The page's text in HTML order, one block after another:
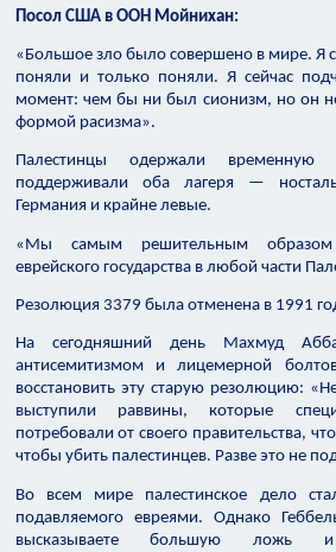
Посол США в ООН Мойнихан:
«Большое зло было совершено в мире. Я
поняли и только поняли. Я сейчас
момент: чем бы ни был сионизм, но он
формой расизма».
Палестинцы одержали
поддерживали оба лагеря —
Германия и крайне левые.
«Мы самым решительным образом
еврейского государства в любой части
Резолюция 3379 была отменена в 1991
На сегодняшний день Махмуд
антисемитизмом и лицемерной
восстановить эту старую резолюцию:
выступили раввины, которые
потребовали от своего правительства,
чтобы убить палестинцев. Разве это не
Во всем мире палестинское дело
подавляемого евреями. Однако
высказываете большую ложь